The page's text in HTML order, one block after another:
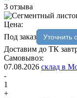
3 отзыва
Цена:
Под заказ
Уточнить
Доставим до ТК
Самовывоз:
07.08.2026 склад в
-
1
+